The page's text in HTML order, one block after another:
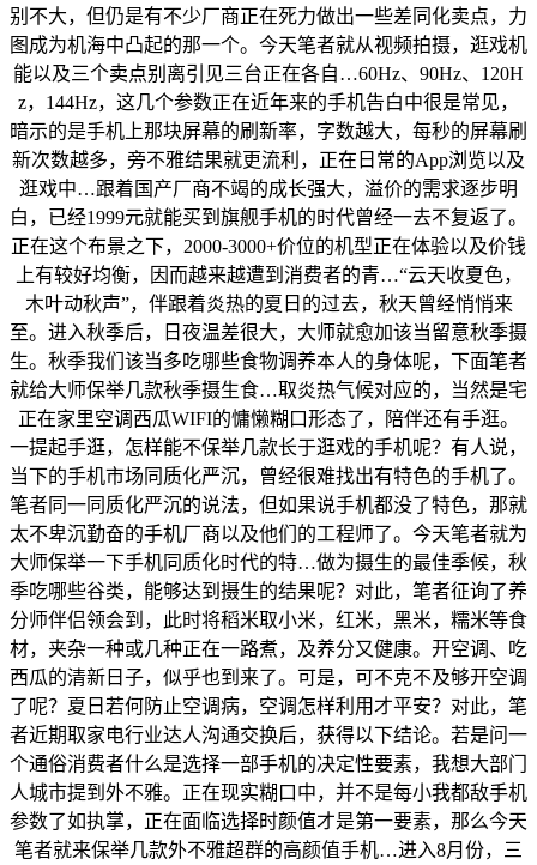
别不大，但仍是有不少厂商正在死力做出一些差同化卖点，力
图成为机海中凸起的那一个。今天笔者就从视频拍摄，逛戏机
能以及三个卖点别离引见三台正在各自…60Hz、90Hz、120H
z，144Hz，这几个参数正在近年来的手机告白中很是常见，
暗示的是手机上那块屏幕的刷新率，字数越大，每秒的屏幕刷
新次数越多，旁不雅结果就更流利，正在日常的App浏览以及
逛戏中…跟着国产厂商不竭的成长强大，溢价的需求逐步明
白，已经1999元就能买到旗舰手机的时代曾经一去不复返了。
正在这个布景之下，2000-3000+价位的机型正在体验以及价钱
上有较好均衡，因而越来越遭到消费者的青…“云天收夏色，
木叶动秋声”，伴跟着炎热的夏日的过去，秋天曾经悄悄来
至。进入秋季后，日夜温差很大，大师就愈加该当留意秋季摄
生。秋季我们该当多吃哪些食物调养本人的身体呢，下面笔者
就给大师保举几款秋季摄生食…取炎热气候对应的，当然是宅
正在家里空调西瓜WIFI的慵懒糊口形态了，陪伴还有手逛。
一提起手逛，怎样能不保举几款长于逛戏的手机呢？有人说，
当下的手机市场同质化严沉，曾经很难找出有特色的手机了。
笔者同一同质化严沉的说法，但如果说手机都没了特色，那就
太不卑沉勤奋的手机厂商以及他们的工程师了。今天笔者就为
大师保举一下手机同质化时代的特…做为摄生的最佳季候，秋
季吃哪些谷类，能够达到摄生的结果呢？对此，笔者征询了养
分师伴侣领会到，此时将稻米取小米，红米，黑米，糯米等食
材，夹杂一种或几种正在一路煮，及养分又健康。开空调、吃
西瓜的清新日子，似乎也到来了。可是，可不克不及够开空调
了呢？夏日若何防止空调病，空调怎样利用才平安？对此，笔
者近期取家电行业达人沟通交换后，获得以下结论。若是问一
个通俗消费者什么是选择一部手机的决定性要素，我想大部门
人城市提到外不雅。正在现实糊口中，并不是每小我都敌手机
参数了如执掌，正在面临选择时颜值才是第一要素，那么今天
笔者就来保举几款外不雅超群的高颜值手机…进入8月份，三